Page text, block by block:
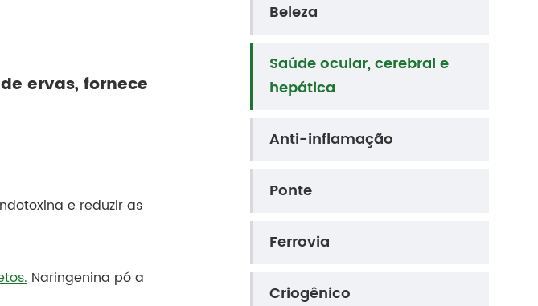
ervas, fornece
e reduzir as
Naringenina pó a
Beleza
Saúde ocular, cerebral e
hepática
Anti-inflamação
Ponte
Ferrovia
Criogênico